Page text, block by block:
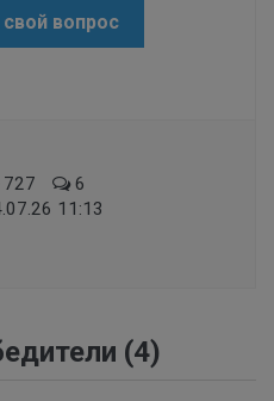
вопрос
727
6
11:13
(4)